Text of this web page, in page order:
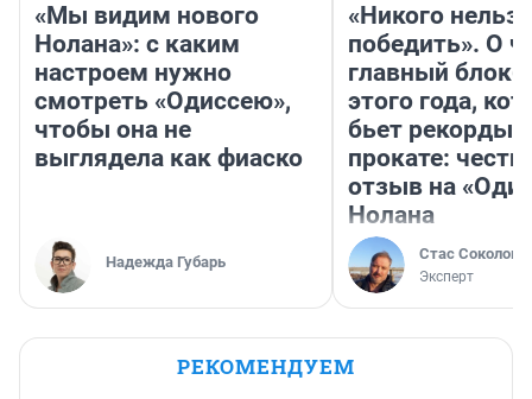
«Мы видим нового
Нолана»: с каким
настроем нужно
смотреть «Одиссею»,
чтобы она не
выглядела как фиаско
Надежда Губарь
«Никого нельзя
победить». О
главный
этого года,
бьет рекорды в
прокате:
отзыв на
Нолана
Стас Соколов
Эксперт
РЕКОМЕНДУЕМ